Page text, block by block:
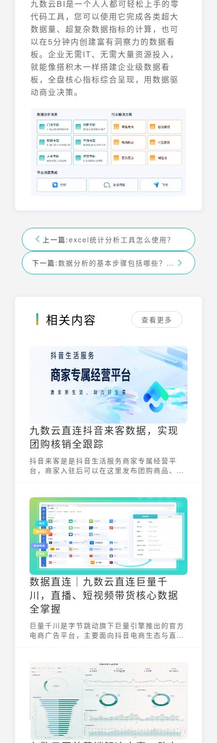
九数云BI是一个人人都可轻松上手的零
代码工具，您可以使用它完成各类超大
数据量、超复杂数据指标的计算，也可
以在5分钟内创建富有洞察力的数据看
板。企业无需IT、无需大量资源投入，
就能像搭积木一样搭建企业级数据看
板，全盘核心指标综合呈现，用数据驱
动商业决策。
上一篇:excel统计分析工具怎么使用？
下一篇: 数据分析的基本步骤包括哪些？看这7步
相关内容 查看更多
九数云直连抖音来客数据，实现
团购核销全跟踪
抖音来客是是抖音生活服务商家专属经营平
台，商家入驻后可以在这里发布团购商品、绑
新客并促进消费转化，提升线下交易额。
数据直连｜九数云直连巨量千
川，直播、短视频带货核心数据
全掌握
巨量千川是字节跳动旗下巨量引擎推出的官方
电商广告平台，主要面向抖音电商生态与直播
现“看播—互动—转化”的完整闭环。